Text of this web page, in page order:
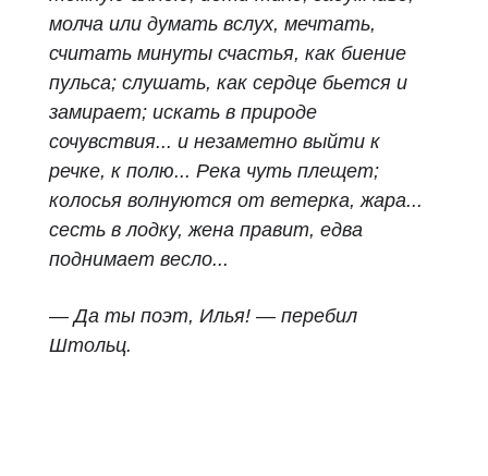
молча или думать вслух, мечтать,
считать минуты счастья, как биение
пульса; слушать, как сердце бьется и
замирает; искать в природе
сочувствия... и незаметно выйти к
речке, к полю... Река чуть плещет;
колосья волнуются от ветерка, жара...
сесть в лодку, жена правит, едва
поднимает весло...
— Да ты поэт, Илья! — перебил
Штольц.